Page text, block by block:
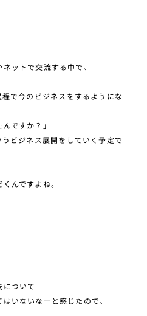
ネットで交流する中で、
程で今のビジネスをするようにな
んですか？」
うビジネス展開をしていく予定で
くんですよね。
について
はいないなーと感じたので、